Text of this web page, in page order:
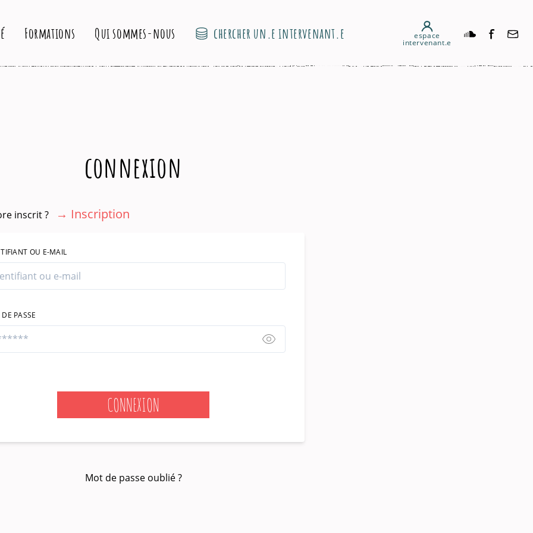
Formations Qui sommes-nous chercher un.e intervenant.e espace
intervenant.e
connexion
inscrit ? → Inscription
OU E-MAIL
PASSE
CONNEXION
Mot de passe oublié ?